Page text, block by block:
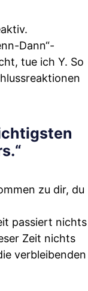
Dann“-
tue ich Y. So
zu dir, du
passiert nichts
Zeit nichts
verbleibenden